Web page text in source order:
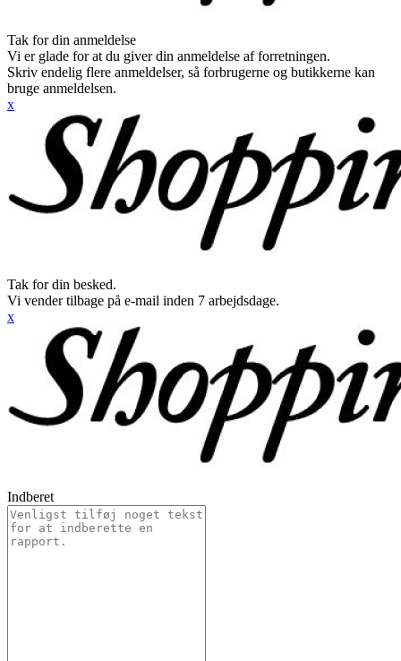
Tak for din anmeldelse
Vi er glade for at du giver din anmeldelse af forretningen.
Skriv endelig flere anmeldelser, så forbrugerne og butikkerne kan
bruge anmeldelsen.
x
Tak for din besked.
Vi vender tilbage på e-mail inden 7 arbejdsdage.
x
Indberet